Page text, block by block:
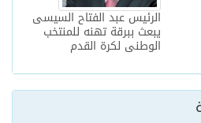
الرئيس عبد الفتاح السيسى
يبعث ببرقة تهنه للمنتخب
الوطنى لكرة القدم